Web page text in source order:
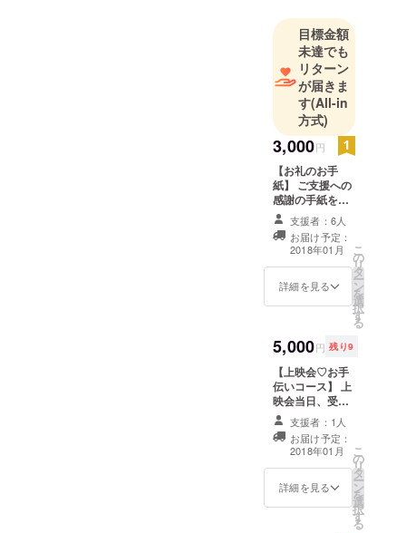
目標金額
未達でも
リターン
が届きま
す(All-in
方式)
3,000円
【お礼のお手
紙】 ご支援への
感謝の手紙をお
送りいたします
♡ 支援者：6人
お届け予定：
2018年01月
詳細を見る
こ
の
リ
タ
ー
ン
を
選
択
す
る
5,000円 残り9
【上映会♡お手
伝いコース】 上
映会当日、受付
や誘導などをし
ていただける権
利です。 (お昼の
お弁当・飲み物
もご用意いたし
ます。)
支援者：1人
お届け予定：
2018年01月
詳細を見る
こ
の
リ
タ
ー
ン
を
選
択
す
る